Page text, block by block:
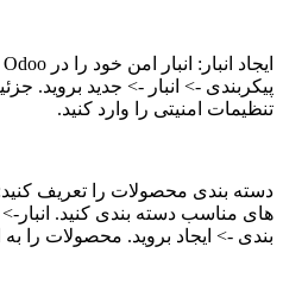
پیکربندی -> انبار -> جدید بروید.
تنظیمات امنیتی را وارد کنید.
دسته بندی محصولات را تعریف
های مناسب دسته بندی کنید.
بندی -> ایجاد بروید. محصولات را